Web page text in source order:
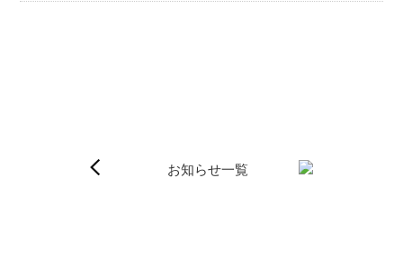
お知らせ一覧